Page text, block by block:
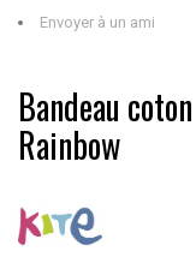
Envoyer à un ami
Bandeau
Rainbow